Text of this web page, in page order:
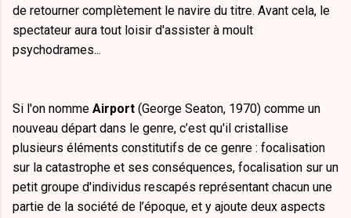
de retourner complètement le navire du titre. Avant cela, le
spectateur aura tout loisir d'assister à moult
psychodrames...
Si l'on nomme Airport (George Seaton, 1970) comme un
nouveau départ dans le genre, c’est qu'il cristallise
plusieurs éléments constitutifs de ce genre : focalisation
sur la catastrophe et ses conséquences, focalisation sur un
petit groupe d'individus rescapés représentant chacun une
partie de la société de l’époque, et y ajoute deux aspects